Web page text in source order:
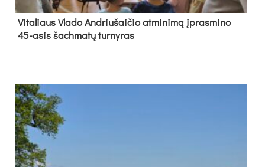
Vi­ta­liaus Vla­do And­riu­šai­čio at­mi­ni­mą įpras­mi­no
45-asis šach­ma­tų tur­ny­ras